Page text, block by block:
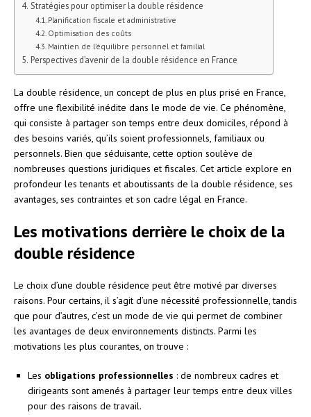
Stratégies pour optimiser la double résidence
Planification fiscale et administrative
Optimisation des coûts
Maintien de l’équilibre personnel et familial
Perspectives d’avenir de la double résidence en France
La double résidence, un concept de plus en plus prisé en France,
offre une flexibilité inédite dans le mode de vie. Ce phénomène,
qui consiste à partager son temps entre deux domiciles, répond à
des besoins variés, qu’ils soient professionnels, familiaux ou
personnels. Bien que séduisante, cette option soulève de
nombreuses questions juridiques et fiscales. Cet article explore en
profondeur les tenants et aboutissants de la double résidence, ses
avantages, ses contraintes et son cadre légal en France.
Les motivations derrière le choix de la
double résidence
Le choix d’une double résidence peut être motivé par diverses
raisons. Pour certains, il s’agit d’une nécessité professionnelle, tandis
que pour d’autres, c’est un mode de vie qui permet de combiner
les avantages de deux environnements distincts. Parmi les
motivations les plus courantes, on trouve :
Les obligations professionnelles : de nombreux cadres et
dirigeants sont amenés à partager leur temps entre deux villes
pour des raisons de travail.